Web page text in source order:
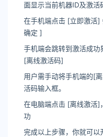
面显示当前机器ID及激活
在手机端点击 [立即激活]
确定 ]
手机端会跳转到激活成功
[离线激活码]
用户需手动将手机端的[
活码输入框。
在电脑端点击 [离线激活]
功
完成以上步骤，你就可以